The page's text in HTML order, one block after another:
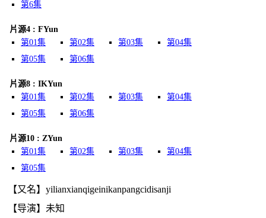
第6集
片源4 : FYun
第01集
第02集 第03集
第04集
第05集
第06集
片源8 : IKYun
第01集
第02集 第03集
第04集
第05集
第06集
片源10 : ZYun
第01集
第02集 第03集
第04集
第05集
【又名】yilianxianqigeinikanpangcidisanji
【导演】未知